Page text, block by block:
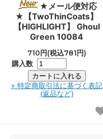
★メール便対応
★【TwoThinCoats】
【HIGHLIGHT】 Ghoul
Green 10084
710円(税込781円)
購入数
» 特定商取引法に基づく表記
(返品など)